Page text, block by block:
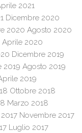
2021
Dicembre 2020
2020 Agosto 2020
Aprile 2020
Dicembre 2019
2019 Agosto 2019
2019
Ottobre 2018
Marzo 2018
Novembre 2017
Luglio 2017